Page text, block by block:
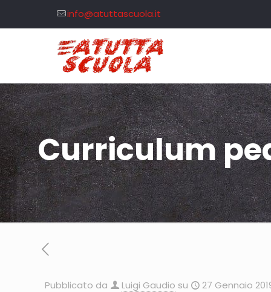
info@atuttascuola.it
Curriculum
Pubblicato da Luigi Gaudio su 27 Gennaio